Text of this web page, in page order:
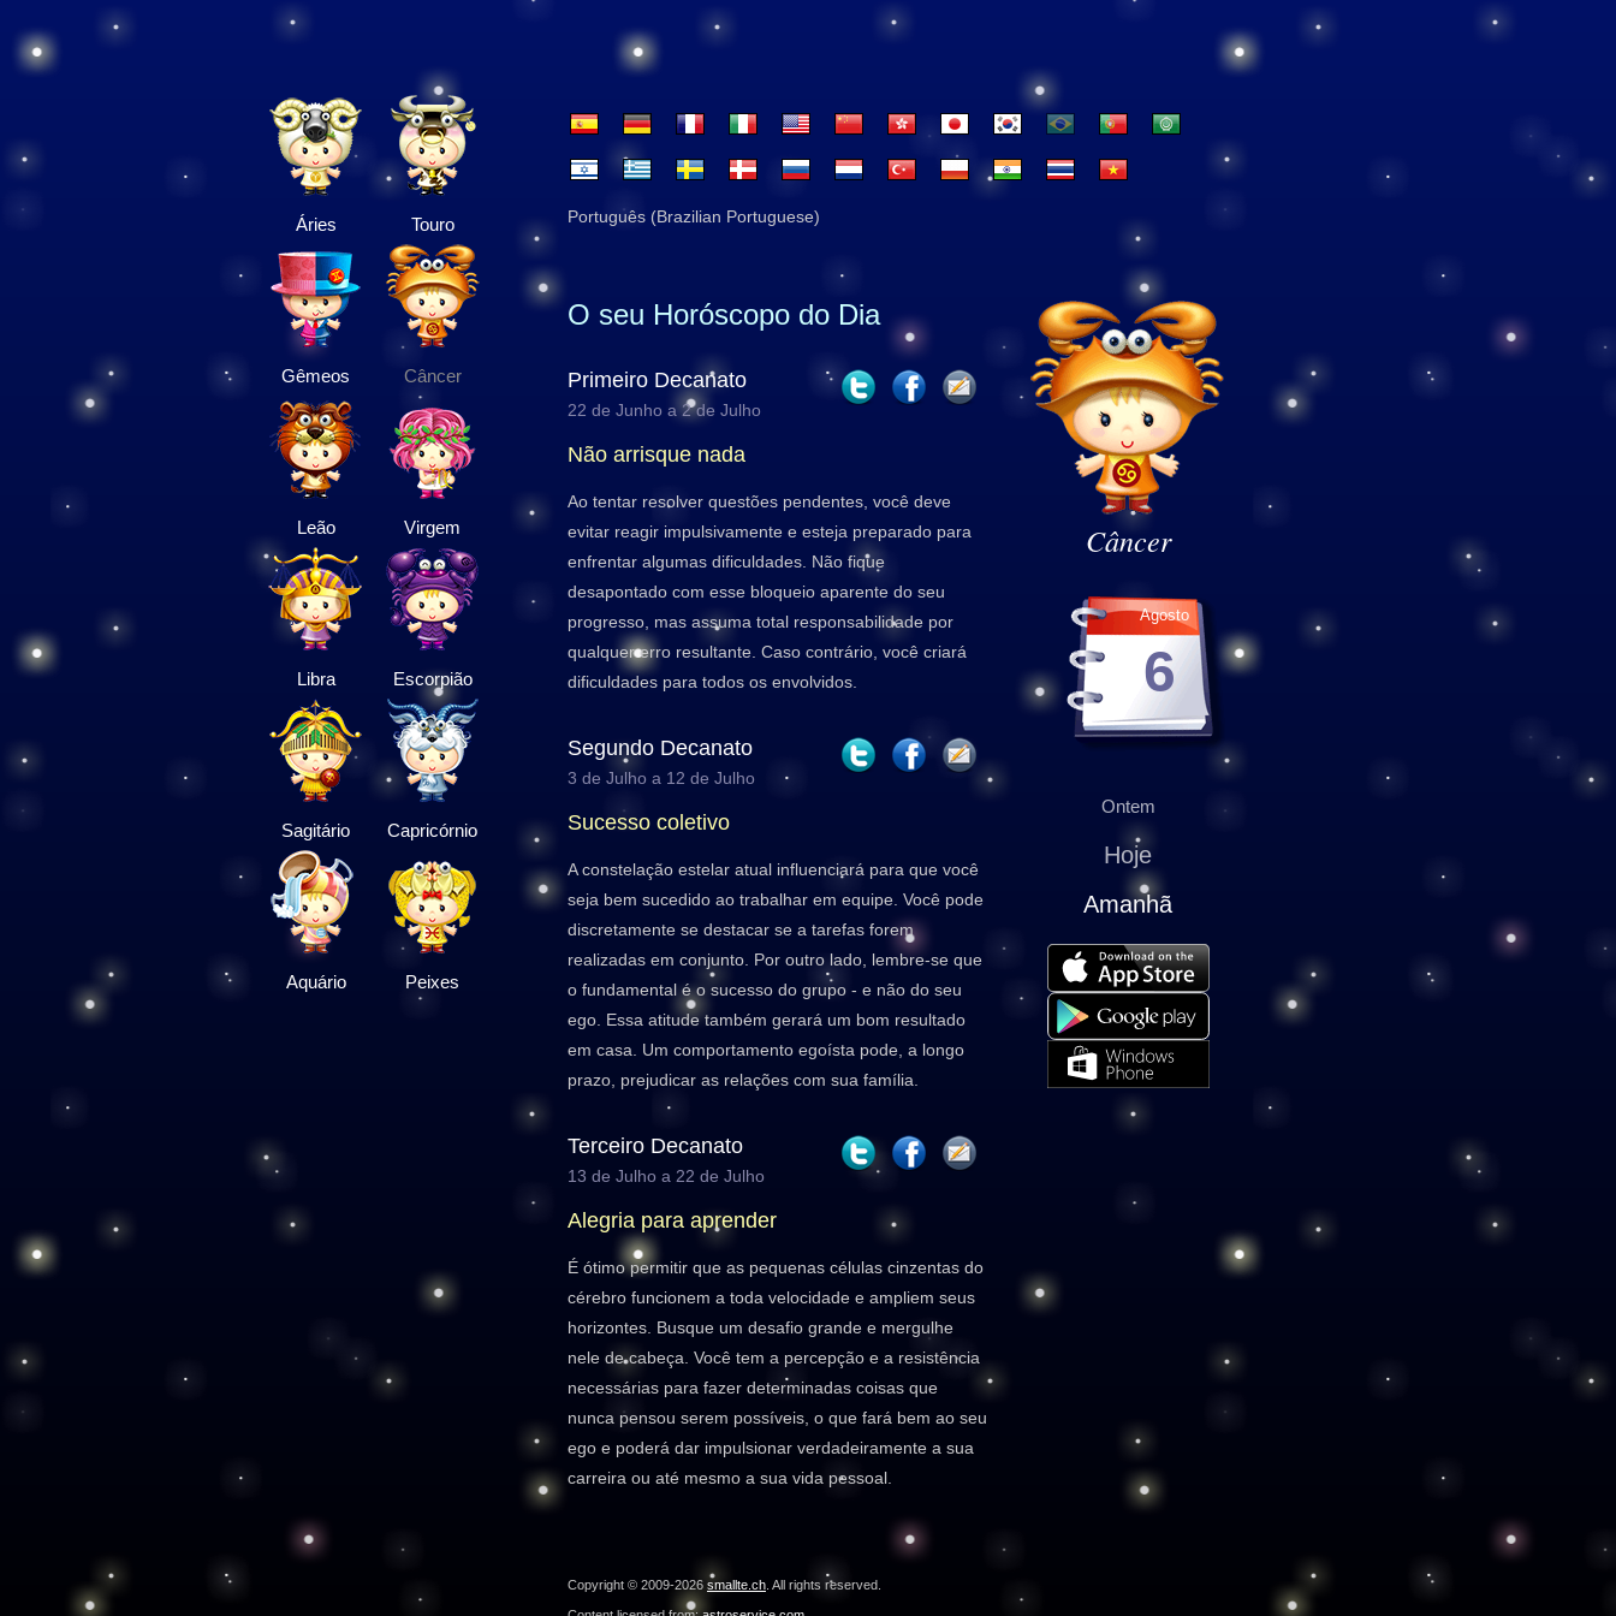
Áries Touro
Gêmeos Câncer
Leão Virgem
Libra Escorpião
Sagitário Capricórnio
Aquário Peixes
Português (Brazilian Portuguese)
Câncer
Agosto
6
Ontem
Hoje
Amanhã
O seu Horóscopo do Dia
Primeiro Decanato
22 de Junho a 2 de Julho
Não arrisque nada
Ao tentar resolver questões pendentes, você deve
evitar reagir impulsivamente e esteja preparado para
enfrentar algumas dificuldades. Não fique
desapontado com esse bloqueio aparente do seu
progresso, mas assuma total responsabilidade por
qualquer erro resultante. Caso contrário, você criará
dificuldades para todos os envolvidos.
Segundo Decanato
3 de Julho a 12 de Julho
Sucesso coletivo
A constelação estelar atual influenciará para que você
seja bem sucedido ao trabalhar em equipe. Você pode
discretamente se destacar se a tarefas forem
realizadas em conjunto. Por outro lado, lembre-se que
o fundamental é o sucesso do grupo - e não do seu
ego. Essa atitude também gerará um bom resultado
em casa. Um comportamento egoísta pode, a longo
prazo, prejudicar as relações com sua família.
Terceiro Decanato
13 de Julho a 22 de Julho
Alegria para aprender
É ótimo permitir que as pequenas células cinzentas do
cérebro funcionem a toda velocidade e ampliem seus
horizontes. Busque um desafio grande e mergulhe
nele de cabeça. Você tem a percepção e a resistência
necessárias para fazer determinadas coisas que
nunca pensou serem possíveis, o que fará bem ao seu
ego e poderá dar impulsionar verdadeiramente a sua
carreira ou até mesmo a sua vida pessoal.
Copyright © 2009-2026 smallte.ch . All rights reserved.